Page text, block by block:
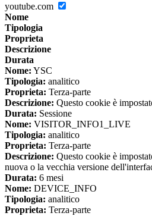
youtube.com
Nome
Tipologia
Proprieta
Descrizione
Durata
Nome: YSC
Tipologia: analitico
Proprieta: Terza-parte
Descrizione: Questo cookie è
Durata: Sessione
Nome: VISITOR_INFO1_LIVE
Tipologia: analitico
Proprieta: Terza-parte
Descrizione: Questo cookie è
nuova o la vecchia versione
Durata: 6 mesi
Nome: DEVICE_INFO
Tipologia: analitico
Proprieta: Terza-parte